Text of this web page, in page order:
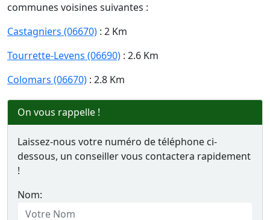
communes voisines suivantes :
Castagniers (06670) : 2 Km
Tourrette-Levens (06690) : 2.6 Km
Colomars (06670) : 2.8 Km
On vous rappelle !
Laissez-nous votre numéro de téléphone ci-
dessous, un conseiller vous contactera rapidement
!
Nom: